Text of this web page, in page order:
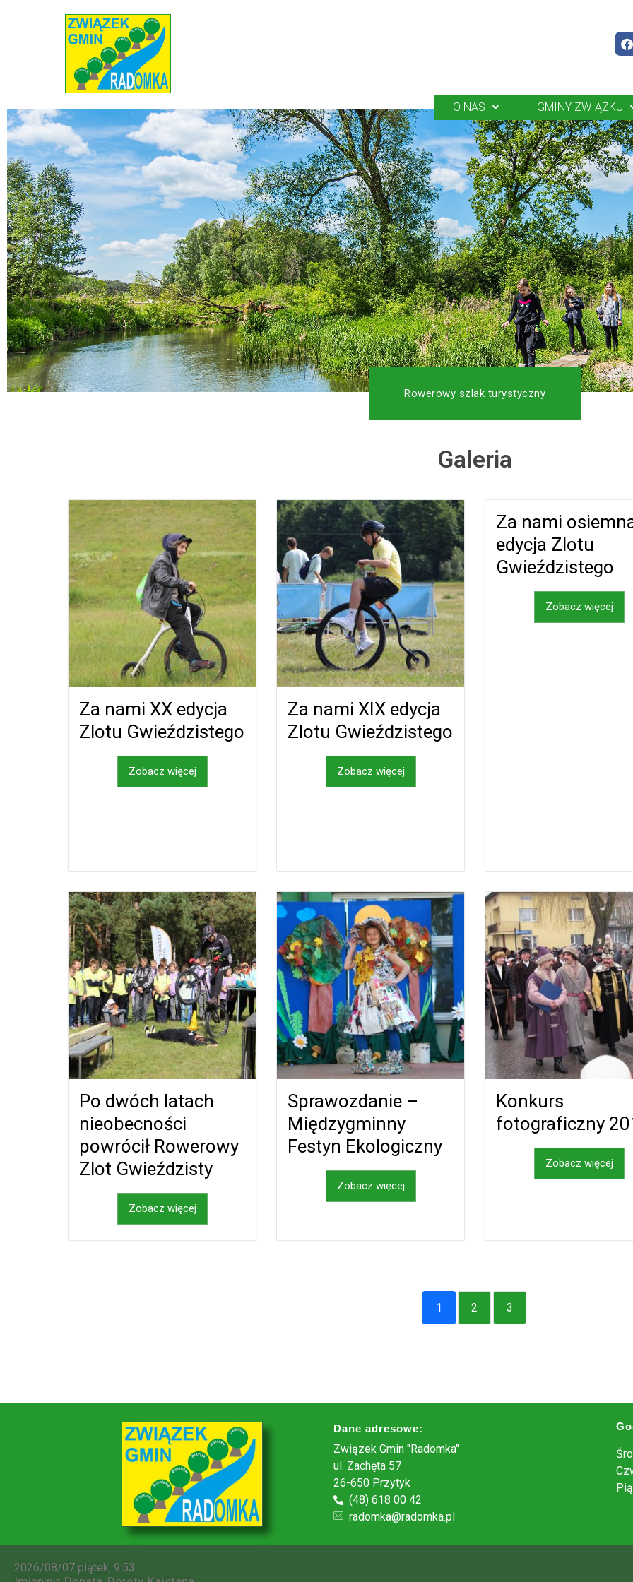
O NAS GMINY ZWIĄZKU
Rowerowy szlak turystyczny
Galeria
Za nami XX edycja
Zlotu Gwieździstego
Zobacz więcej
Za nami XIX edycja
Zlotu Gwieździstego
Zobacz więcej
Za nami
edycja Zlotu
Gwieździstego
Zobacz więcej
Po dwóch latach
nieobecności
powrócił Rowerowy
Zlot Gwieździsty
Zobacz więcej
Sprawozdanie –
Międzygminny
Festyn Ekologiczny
Zobacz więcej
Konkurs
fotograficzny
Zobacz więcej
1 2 3
Dane adresowe:
Związek Gmin "Radomka"
ul. Zachęta 57
26-650 Przytyk
(48) 618 00 42
radomka@radomka.pl
2026/08/07 piątek, 9:53